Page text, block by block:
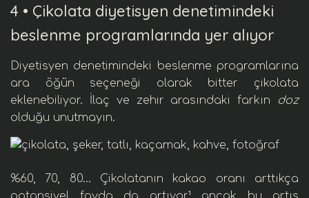
4 • Çikolata diyetisyen denetimindeki
beslenme programlarında yer alıyor
Diyetisyen denetimindeki beslenme programlarına
ara öğün seçeneği olarak bitter çikolata
eklenebiliyor. İlaç ve zehir arasındaki farkın
doz
olduğu unutmayın.
%60, 70, 80… Çikolatanın kakao oranı arttıkça